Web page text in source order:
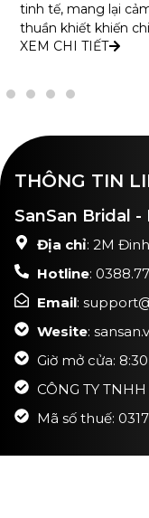
tinh tế, mang lại
thuần khiết khiến
XEM CHI TIẾT
THÔNG TIN
SanSan Bridal
Địa chỉ: 2M
Hotline:
Email:
Wesite:
Giờ mở cửa:
CÔNG TY
Mã số thuế: